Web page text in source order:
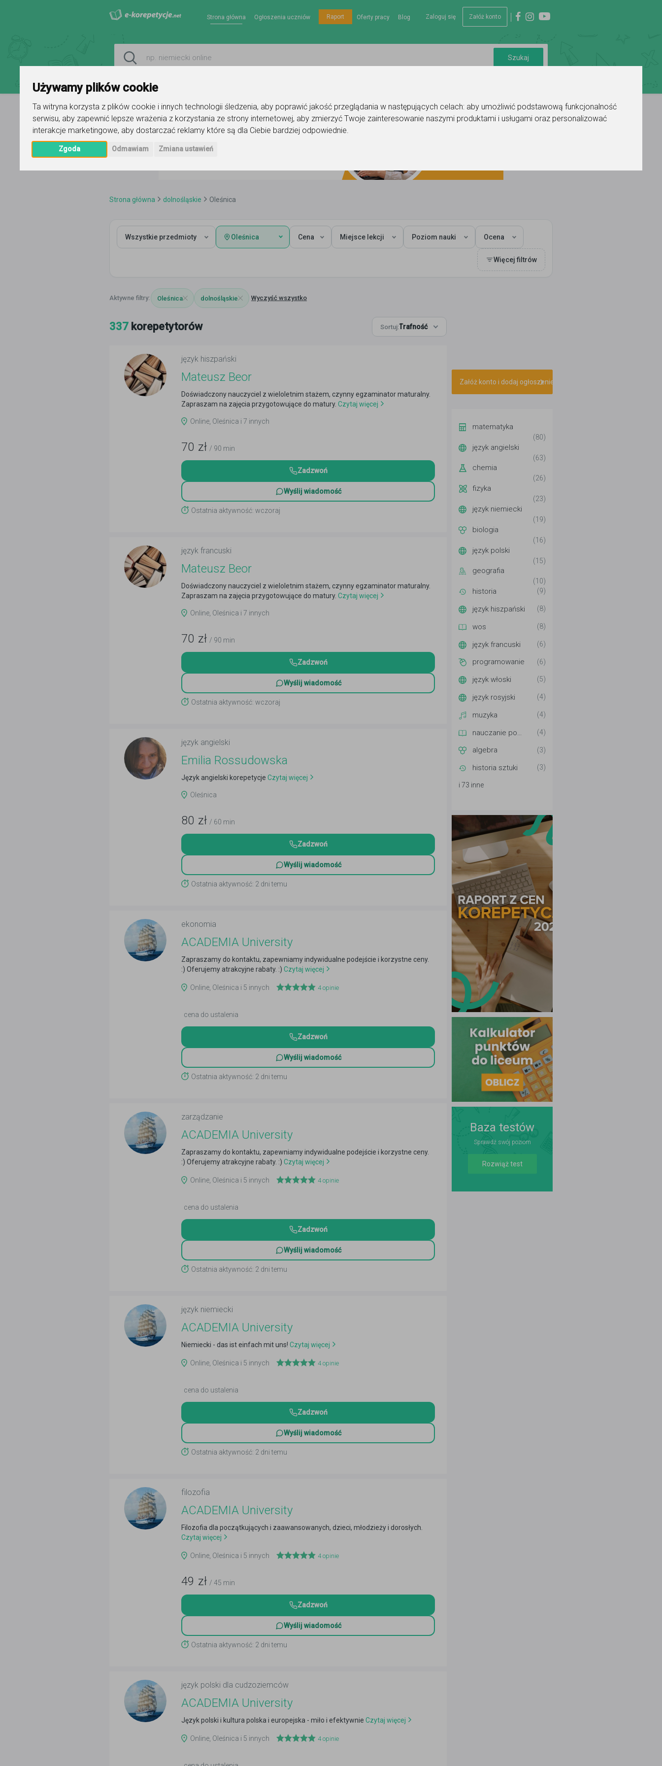
Używamy plików cookie
Ta witryna korzysta z plików cookie i innych technologii śledzenia, aby poprawić jakość przeglądania w następujących celach: aby umożliwić podstawową funkcjonalność
serwisu, aby zapewnić lepsze wrażenia z korzystania ze strony internetowej, aby zmierzyć Twoje zainteresowanie naszymi produktami i usługami oraz personalizować
interakcje marketingowe, aby dostarczać reklamy które są dla Ciebie bardziej odpowiednie.
Zgoda Odmawiam Zmiana ustawień
Zaloguj się Załóż konto
Strona główna Ogłoszenia uczniów Raport Oferty pracy Blog
Strona główna dolnośląskie Oleśnica
Wszystkie przedmioty Oleśnica Cena
Więcej filtrów
Miejsce lekcji Poziom nauki Ocena
Oleśnica dolnośląskie Wyczyść wszystko
337 korepetytorów Sortuj:Trafność
język hiszpański
Mateusz Beor
Doświadczony nauczyciel z wieloletnim stażem, czynny egzaminator maturalny.
Zapraszam na zajęcia przygotowujące do matury. Czytaj więcej
Online, Oleśnica i 7 innych
70 zł / 90 min
Zadzwoń
Wyślij wiadomość
Ostatnia aktywność: wczoraj
język francuski
Mateusz Beor
Doświadczony nauczyciel z wieloletnim stażem, czynny egzaminator maturalny.
Zapraszam na zajęcia przygotowujące do matury. Czytaj więcej
Online, Oleśnica i 7 innych
70 zł / 90 min
Zadzwoń
Wyślij wiadomość
Ostatnia aktywność: wczoraj
język angielski
Emilia Rossudowska
Język angielski korepetycje Czytaj więcej
Oleśnica
80 zł / 60 min
Zadzwoń
Wyślij wiadomość
Ostatnia aktywność: 2 dni temu
ekonomia
ACADEMIA University
Zapraszamy do kontaktu, zapewniamy indywidualne podejście i korzystne ceny.
:) Oferujemy atrakcyjne rabaty. :) Czytaj więcej
Online, Oleśnica i 5 innych 4opinie
cena do ustalenia
Zadzwoń
Wyślij wiadomość
Ostatnia aktywność: 2 dni temu
zarządzanie
ACADEMIA University
Zapraszamy do kontaktu, zapewniamy indywidualne podejście i korzystne ceny.
:) Oferujemy atrakcyjne rabaty. :) Czytaj więcej
Online, Oleśnica i 5 innych 4opinie
cena do ustalenia
Zadzwoń
Wyślij wiadomość
Ostatnia aktywność: 2 dni temu
język niemiecki
ACADEMIA University
Niemiecki - das ist einfach mit uns! Czytaj więcej
Online, Oleśnica i 5 innych 4opinie
cena do ustalenia
Zadzwoń
Wyślij wiadomość
Ostatnia aktywność: 2 dni temu
filozofia
ACADEMIA University
Filozofia dla początkujących i zaawansowanych, dzieci, młodzieży i dorosłych.
Czytaj więcej
Online, Oleśnica i 5 innych 4opinie
49 zł / 45 min
Zadzwoń
Wyślij wiadomość
Ostatnia aktywność: 2 dni temu
język polski dla cudzoziemców
ACADEMIA University
Język polski i kultura polska i europejska - miło i efektywnie Czytaj więcej
Online, Oleśnica i 5 innych 4opinie
Załóż konto i dodaj ogłoszenie
matematyka
(80)
język angielski
(63)
chemia
(26)
fizyka
(23)
język niemiecki
(19)
biologia
(16)
język polski
(15)
geografia
(10)
historia (9)
język hiszpański (8)
wos (8)
język francuski (6)
programowanie (6)
język włoski (5)
język rosyjski (4)
muzyka (4)
(4)
algebra (3)
historia sztuki (3)
i 73 inne
Baza testów
Sprawdź swój poziom
Rozwiąż test